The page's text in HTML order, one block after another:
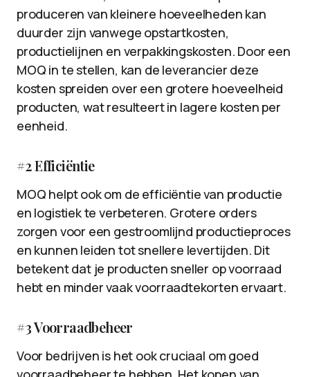
produceren van kleinere hoeveelheden kan
duurder zijn vanwege opstartkosten,
productielijnen en verpakkingskosten. Door een
MOQ in te stellen, kan de leverancier deze
kosten spreiden over een grotere hoeveelheid
producten, wat resulteert in lagere kosten per
eenheid.
#2 Efficiëntie
MOQ helpt ook om de efficiëntie van productie
en logistiek te verbeteren. Grotere orders
zorgen voor een gestroomlijnd productieproces
en kunnen leiden tot snellere levertijden. Dit
betekent dat je producten sneller op voorraad
hebt en minder vaak voorraadtekorten ervaart.
#3 Voorraadbeheer
Voor bedrijven is het ook cruciaal om goed